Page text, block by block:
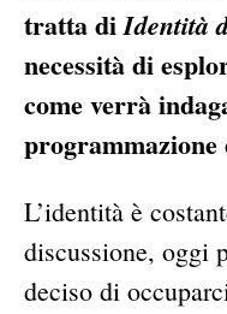
tratta diIdentità
necessità di
come verrà
programmazione
L’identità è
discussione, oggi
deciso di